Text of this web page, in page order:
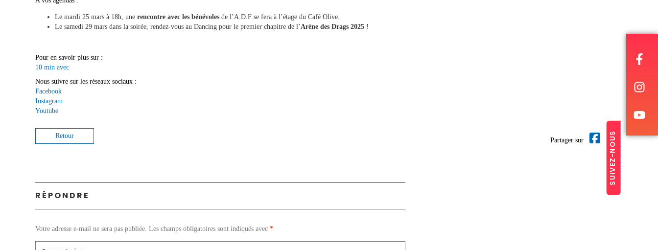
SUIVEZ-NOUS
Le mardi 25 mars à 18h, une rencontre avec les bénévoles de l’A.D.F se fera à l’étage du Café Olive.
Le samedi 29 mars dans la soirée, rendez-vous au Dancing pour le premier chapitre de l’Arène des Drags 2025 !
Pour en savoir plus sur :
10 min avec
Nous suivre sur les réseaux sociaux :
Facebook
Instagram
Youtube
Retour
Partager sur
RÉPONDRE
Votre adresse e-mail ne sera pas publiée. Les champs obligatoires sont indiqués avec *